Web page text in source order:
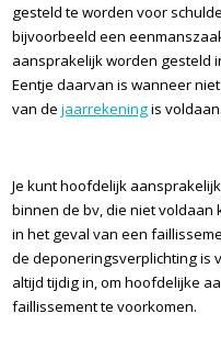
gesteld te worden voor
bijvoorbeeld een
aansprakelijk worden gesteld
Eentje daarvan is wanneer
van dejaarrekeningis voldaan.
Je kunt hoofdelijk
binnen de bv, die niet
in het geval van een
de deponeringsverplichting is
altijd tijdig in, om hoofdelijke
faillissement te voorkomen.